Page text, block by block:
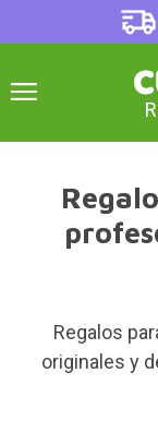
Regalos
originales y